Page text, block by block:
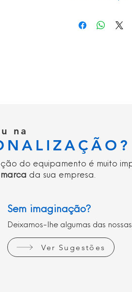
sobre o outro
na
do equipamento é muito
da sua empresa.
Sem imaginação?
Deixamos-lhe algumas das
Ver Sugestões